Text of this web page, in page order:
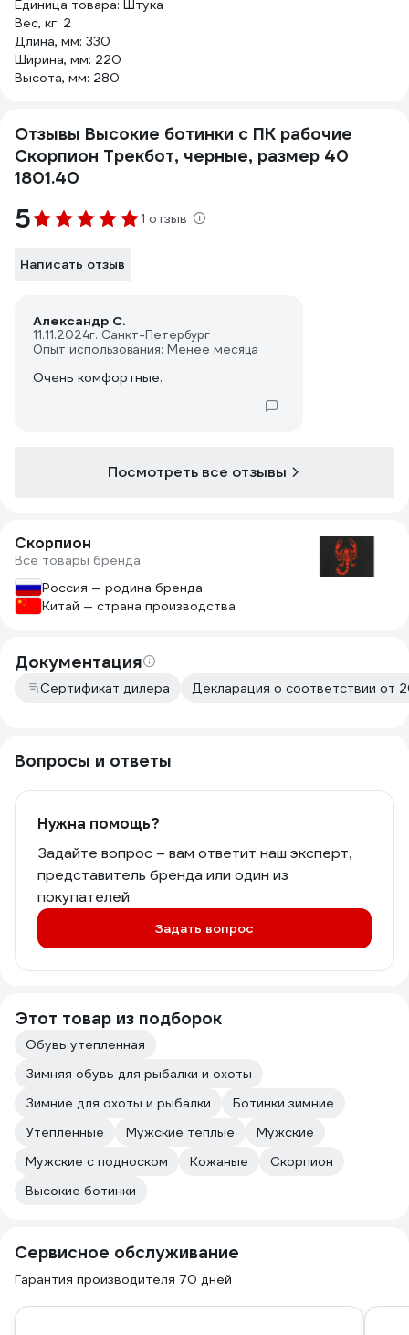
Единица товара: Штука
Вес, кг: 2
Длина, мм: 330
Ширина, мм: 220
Высота, мм: 280
Отзывы Высокие ботинки с ПК рабочие
Скорпион Трекбот, черные, размер 40
1801.40
5 1 отзыв
Написать отзыв
Александр С.
11.11.2024г. Санкт-Петербург
Опыт использования: Менее месяца
Очень комфортные.
Посмотреть все отзывы
Скорпион
Все товары бренда
Россия — родина бренда
Китай — страна производства
Документация
Сертификат дилера Декларация о соответствии от
Вопросы и ответы
Нужна помощь?
Задайте вопрос – вам ответит наш эксперт,
представитель бренда или один из
покупателей
Задать вопрос
Этот товар из подборок
Обувь утепленная
Зимняя обувь для рыбалки и охоты
Зимние для охоты и рыбалки
Ботинки зимние
Утепленные
Мужские теплые
Мужские
Мужские с подноском
Кожаные
Скорпион
Высокие ботинки
Сервисное обслуживание
Гарантия производителя 70 дней